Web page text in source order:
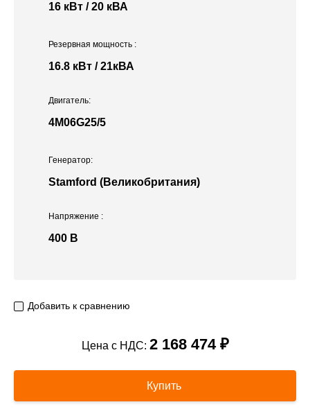
16 кВт / 20 кВА
Двигатель:
4M06G25/5
Напряжение :
400 В
Резервная мощность :
16.8 кВт / 21кВА
Генератор:
Stamford (Великобритания)
Добавить к сравнению
Цена с НДС: 2 168 474 ₽
Купить